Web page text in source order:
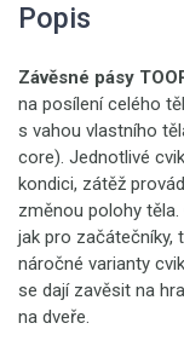
Popis
Závěsné pásy
na posílení celého
s vahou vlastního
core). Jednotlivé
kondici, zátěž
změnou polohy
jak pro začátečníky,
náročné varianty
se dají zavěsit na
na dveře.